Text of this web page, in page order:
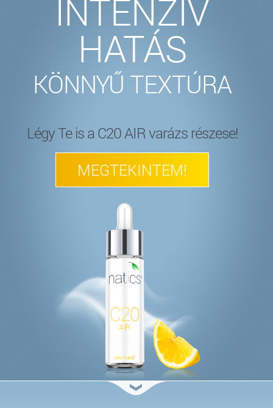
INTENZÍV
HATÁS
KÖNNYŰ TEXTÚRA
Légy Te is a C20 AIR varázs részese!
MEGTEKINTEM!